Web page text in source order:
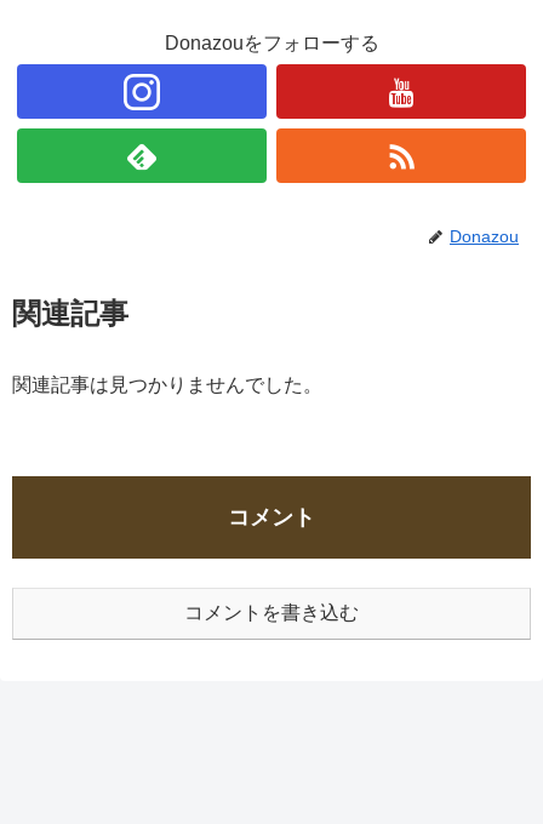
Donazouをフォローする
Donazou
関連記事
関連記事は見つかりませんでした。
コメント
コメントを書き込む